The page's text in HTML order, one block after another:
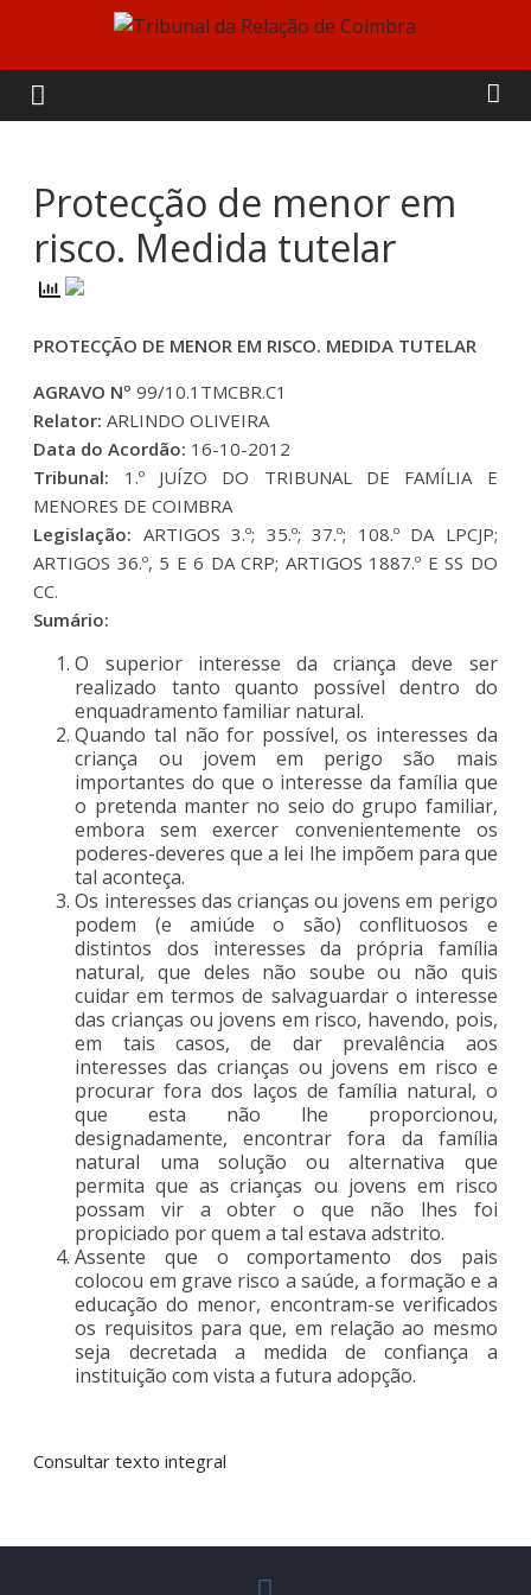
content
Tribunal
da
Relação
de
Coimbra
Protecção de menor em
risco. Medida tutelar
PROTECÇÃO DE MENOR EM RISCO. MEDIDA TUTELAR
AGRAVO Nº99/10.1TMCBR.C1
Relator:ARLINDO OLIVEIRA
Data do Acordão: 16-10-2012
Tribunal: 1.º JUÍZO DO TRIBUNAL DE FAMÍLIA E
MENORES DE COIMBRA
Legislação: ARTIGOS 3.º; 35.º; 37.º; 108.º DA LPCJP;
ARTIGOS 36.º, 5 E 6 DA CRP; ARTIGOS 1887.º E SS DO
CC.
Sumário:
O superior interesse da criança deve ser
realizado tanto quanto possível dentro do
enquadramento familiar natural.
Quando tal não for possível, os interesses da
criança ou jovem em perigo são mais
importantes do que o interesse da família que
o pretenda manter no seio do grupo familiar,
embora sem exercer convenientemente os
poderes-deveres que a lei lhe impõem para que
tal aconteça.
Os interesses das crianças ou jovens em perigo
podem (e amiúde o são) conflituosos e
distintos dos interesses da própria família
natural, que deles não soube ou não quis
cuidar em termos de salvaguardar o interesse
das crianças ou jovens em risco, havendo, pois,
em tais casos, de dar prevalência aos
interesses das crianças ou jovens em risco e
procurar fora dos laços de família natural, o
que esta não lhe proporcionou,
designadamente, encontrar fora da família
natural uma solução ou alternativa que
permita que as crianças ou jovens em risco
possam vir a obter o que não lhes foi
propiciado por quem a tal estava adstrito.
Assente que o comportamento dos pais
colocou em grave risco a saúde, a formação e a
educação do menor, encontram-se verificados
os requisitos para que, em relação ao mesmo
seja decretada a medida de confiança a
instituição com vista a futura adopção.
Consultar texto integral